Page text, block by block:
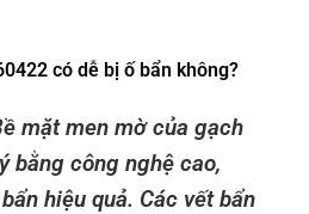
có dễ bị ố bẩn không?
mặt men mờ của gạch
bằng công nghệ cao,
hiệu quả. Các vết bẩn